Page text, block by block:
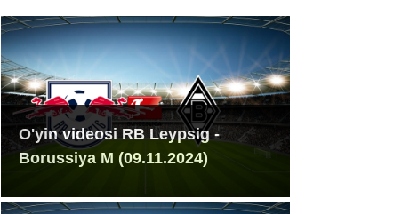
O'yin videosi RB Leypsig -
Borussiya M (09.11.2024)